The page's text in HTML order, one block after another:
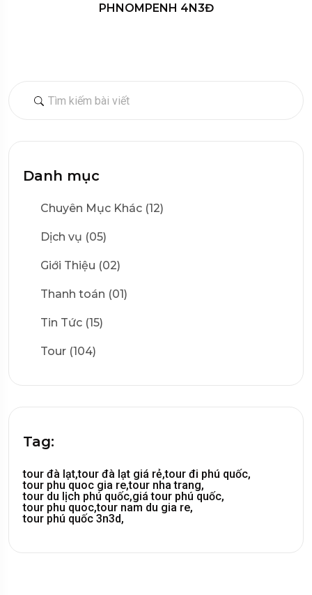
Danh mục
Chuyên Mục Khác (12)
Dịch vụ (05)
Giới Thiệu (02)
Thanh toán (01)
Tin Tức (15)
Tour (104)
Tag:
tour đà lạt,tour đà lạt giá rẻ,tour đi phú quốc,
tour phu quoc gia re,tour nha trang,
tour du lịch phú quốc,giá tour phú quốc,
tour phu quoc,tour nam du gia re,
tour phú quốc 3n3d,
PHNOMPENH 4N3Đ